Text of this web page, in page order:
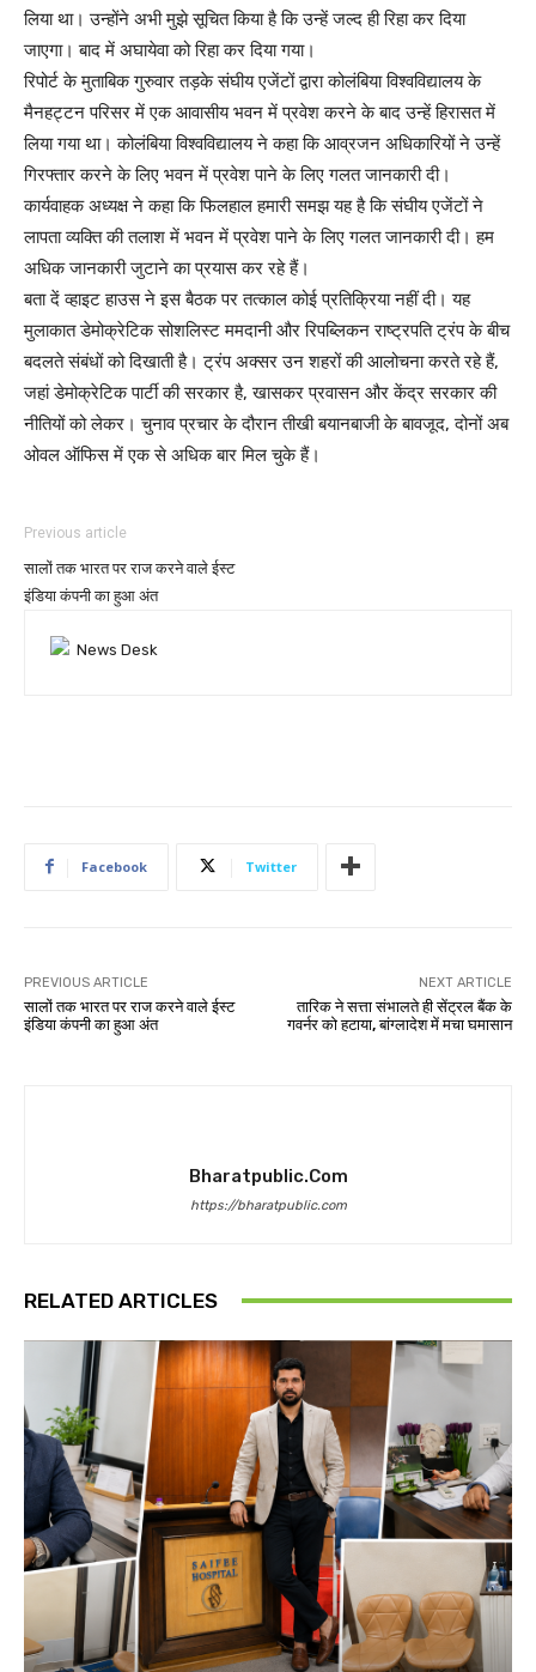
लिया था। उन्होंने अभी मुझे सूचित किया है कि उन्हें जल्द ही रिहा कर दिया
जाएगा। बाद में अघायेवा को रिहा कर दिया गया।
रिपोर्ट के मुताबिक गुरुवार तड़के संघीय एजेंटों द्वारा कोलंबिया विश्वविद्यालय के
मैनहट्टन परिसर में एक आवासीय भवन में प्रवेश करने के बाद उन्हें हिरासत में
लिया गया था। कोलंबिया विश्वविद्यालय ने कहा कि आव्रजन अधिकारियों ने उन्हें
गिरफ्तार करने के लिए भवन में प्रवेश पाने के लिए गलत जानकारी दी।
कार्यवाहक अध्यक्ष ने कहा कि फिलहाल हमारी समझ यह है कि संघीय एजेंटों ने
लापता व्यक्ति की तलाश में भवन में प्रवेश पाने के लिए गलत जानकारी दी। हम
अधिक जानकारी जुटाने का प्रयास कर रहे हैं।
बता दें व्हाइट हाउस ने इस बैठक पर तत्काल कोई प्रतिक्रिया नहीं दी। यह
मुलाकात डेमोक्रेटिक सोशलिस्ट ममदानी और रिपब्लिकन राष्ट्रपति ट्रंप के बीच
बदलते संबंधों को दिखाती है। ट्रंप अक्सर उन शहरों की आलोचना करते रहे हैं,
जहां डेमोक्रेटिक पार्टी की सरकार है, खासकर प्रवासन और केंद्र सरकार की
नीतियों को लेकर। चुनाव प्रचार के दौरान तीखी बयानबाजी के बावजूद, दोनों अब
ओवल ऑफिस में एक से अधिक बार मिल चुके हैं।
Previous article
सालों तक भारत पर राज करने वाले ईस्ट
इंडिया कंपनी का हुआ अंत
Facebook Twitter
PREVIOUS ARTICLE
सालों तक भारत पर राज करने वाले ईस्ट
इंडिया कंपनी का हुआ अंत
NEXT ARTICLE
तारिक ने सत्ता संभालते ही सेंट्रल बैंक के
गवर्नर को हटाया, बांग्लादेश में मचा घमासान
Bharatpublic.com
https://bharatpublic.com
RELATED ARTICLES